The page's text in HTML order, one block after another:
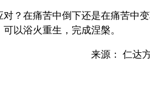
？在痛苦中倒下还是在痛苦中
以浴火重生，完成涅槃。
： 仁达